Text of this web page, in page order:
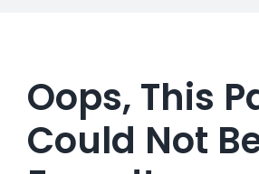
Oops, This
Could Not